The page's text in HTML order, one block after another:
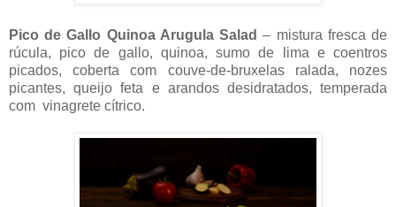
Pico de Gallo Quinoa Arugula Salad– mistura fresca de
rúcula, pico de gallo, quinoa, sumo de lima e coentros
picados, coberta com couve-de-bruxelas ralada, nozes
picantes, queijo feta e arandos desidratados, temperada
com vinagrete cítrico.